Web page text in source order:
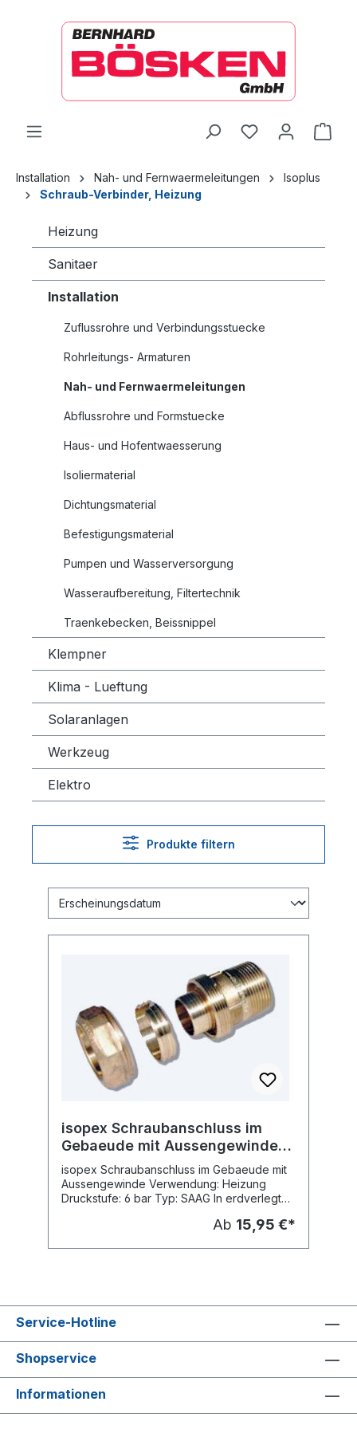
Installation Nah- und Fernwaermeleitungen
Isoplus
Schraub-Verbinder, Heizung
Heizung
Sanitaer
Installation
Zuflussrohre und Verbindungsstuecke
Rohrleitungs- Armaturen
Nah- und Fernwaermeleitungen
Abflussrohre und Formstuecke
Haus- und Hofentwaesserung
Isoliermaterial
Dichtungsmaterial
Befestigungsmaterial
Pumpen und Wasserversorgung
Wasseraufbereitung, Filtertechnik
Traenkebecken, Beissnippel
Klempner
Klima - Lueftung
Solaranlagen
Werkzeug
Elektro
Produkte filtern
isopex Schraubanschluss im
Gebaeude mit Aussengewinde,
Heizung - 6 bar, Typ SAAG
isopex Schraubanschluss im Gebaeude mit
Aussengewinde Verwendung: Heizung
Druckstufe: 6 bar Typ: SAAG In erdverlegten
Heizungsinstallation (6 bar) sollten generell
Montage von Pressverbindungen anbieten.
Ab 15,95 €*
Service-Hotline
Shopservice
Informationen